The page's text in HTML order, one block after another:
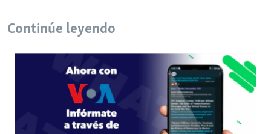
Continúe leyendo